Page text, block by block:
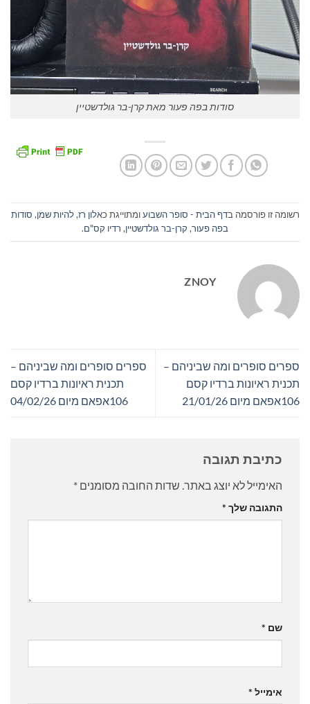
סודות בפה פעור מאת קרן-בר גולדשטיין
רשומה זו פורסמה בדף הבית - סופר השבועומתוייגת כאלון רז,להיות שמן, סודות
בפה פעור, קרן-בר גולדשטיין, רדיו קס"ם.
ZNOY
ספרים סופרים ומה שביניהם –
תכנית ראיונות ברדיו קסם
106אפאם מיום 21/01/26
ספרים סופרים ומה שביניהם –
תכנית ראיונות ברדיו קסם
106אפאם מיום 04/02/26
כתיבת תגובה
האימייל לא יוצג באתר. שדות החובה מסומנים *
התגובה שלך *
שם *
אימייל *